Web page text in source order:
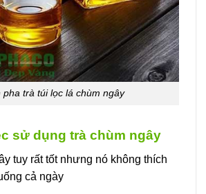
pha trà túi lọc lá chùm ngây
sử dụng trà chùm ngây
tuy rất tốt nhưng nó không thích
cả ngày